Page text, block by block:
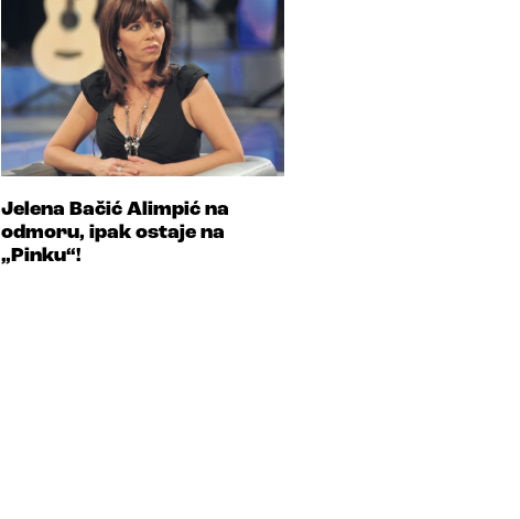
Jelena Bačić Alimpić na
odmoru, ipak ostaje na
„Pinku“!